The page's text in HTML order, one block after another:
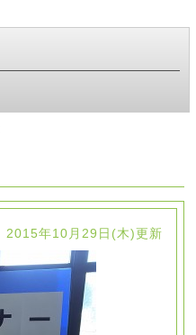
2015年10月29日(木)更新